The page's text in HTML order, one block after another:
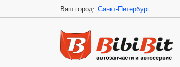
Ваш город: Санкт-Петербург